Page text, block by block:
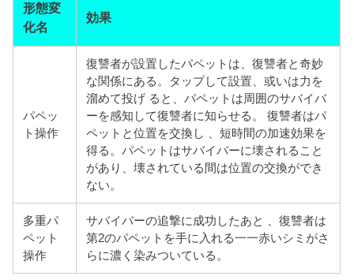
形態変
化名
効果
パペッ
ト操作
復讐者が設置したパペットは、復讐者と奇妙
な関係にある。タップして設置、或いは力を
溜めて投げ ると、パペットは周囲のサバイバ
ーを感知して復讐者に知らせる。 復讐者はパ
ペットと位置を交換し 、短時間の加速効果を
得る。パペットはサバイバーに壊されること
があり、壊されている間は位置の交換ができ
ない。
多重パ
ペット
操作
サバイバーの追撃に成功したあと 、復讐者は
第2のパペットを手に入れる一一赤いシミがさ
らに濃く染みついている。